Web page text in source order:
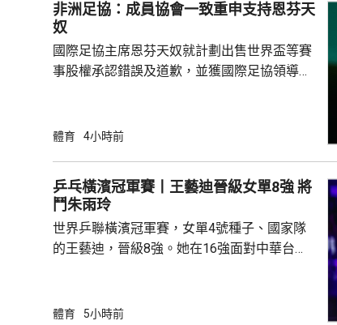
非洲足協：成員協會一致重申支持恩芬天
奴
國際足協主席恩芬天奴就計劃出售世界盃等賽
事股權承認錯誤及道歉，並獲國際足協領導層
非洲足球的支持。主席莫特塞佩表示，歡迎國
態，與歐洲足協的立場完全不同。歐洲足協重
申，對恩芬天奴擔任國際足協主席已失去信
心，只要他繼續留任，將抵制未來的世界盃...
體育 4小時前
乒乓橫濱冠軍賽丨王藝迪晉級女單8強 將
鬥朱雨玲
世界乒聯橫濱冠軍賽，女單4號種子、國家隊
的王藝迪，晉級8強。她在16強面對中華台北
勝，8強會遇上前國手朱雨玲。 代表澳門的朱
體育 5小時前